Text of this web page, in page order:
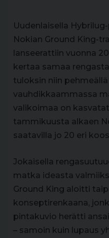
Uudenlaisella
Nokian Ground King-
lanseerattiin vuonna
kertaa samaa
tuloksin niin
vauhdikkaammassa
valikoimaa on
tammikuusta alkaen
saatavilla jo 20 eri
Jokaisella
matka ideasta
Ground King aloitti
konseptirenkaana,
pintakuvio herätti
– samoin kuin lupaus